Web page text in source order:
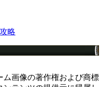
略
画像の著作権および商標